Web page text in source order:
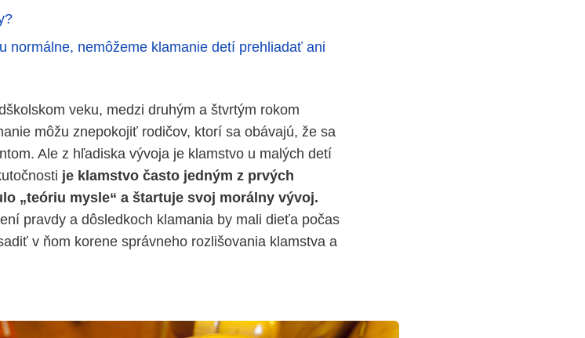
normálne, nemôžeme klamanie detí prehliadať ani
veku, medzi druhým a štvrtým rokom
môžu znepokojiť rodičov, ktorí sa obávajú, že sa
Ale z hľadiska vývoja je klamstvo u malých detí
je klamstvo často jedným z prvých
„teóriu mysle“ a štartuje svoj morálny vývoj.
pravdy a dôsledkoch klamania by mali dieťa počas
v ňom korene správneho rozlišovania klamstva a